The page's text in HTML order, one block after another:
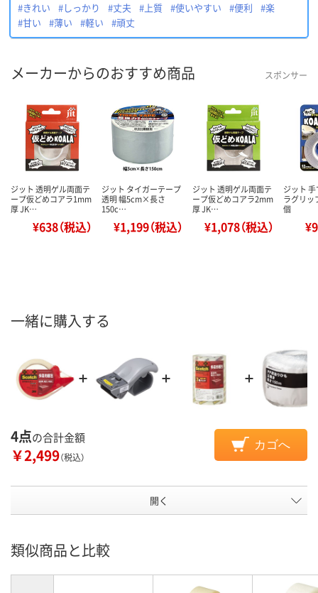
#きれい
#しっかり #丈夫 #上質 #使いやすい #便利
#楽
#甘い
#薄い #軽い #頑丈
メーカーからのおすすめ商品 スポンサー
ジット 透明ゲル両面テ
ープ仮どめコアラ1mm
厚 JK…
¥638（税込）
ジット タイガーテープ
透明 幅5cm×長さ
150c…
¥1,199（税込）
ジット 透明ゲル両面テ
ープ仮どめコアラ2mm
厚 JK…
¥1,078（税込）
ジット
ラグリッ
個
一緒に購入する
4点の合計金額
￥2,499（税込）
カゴへ
開く
類似商品と比較